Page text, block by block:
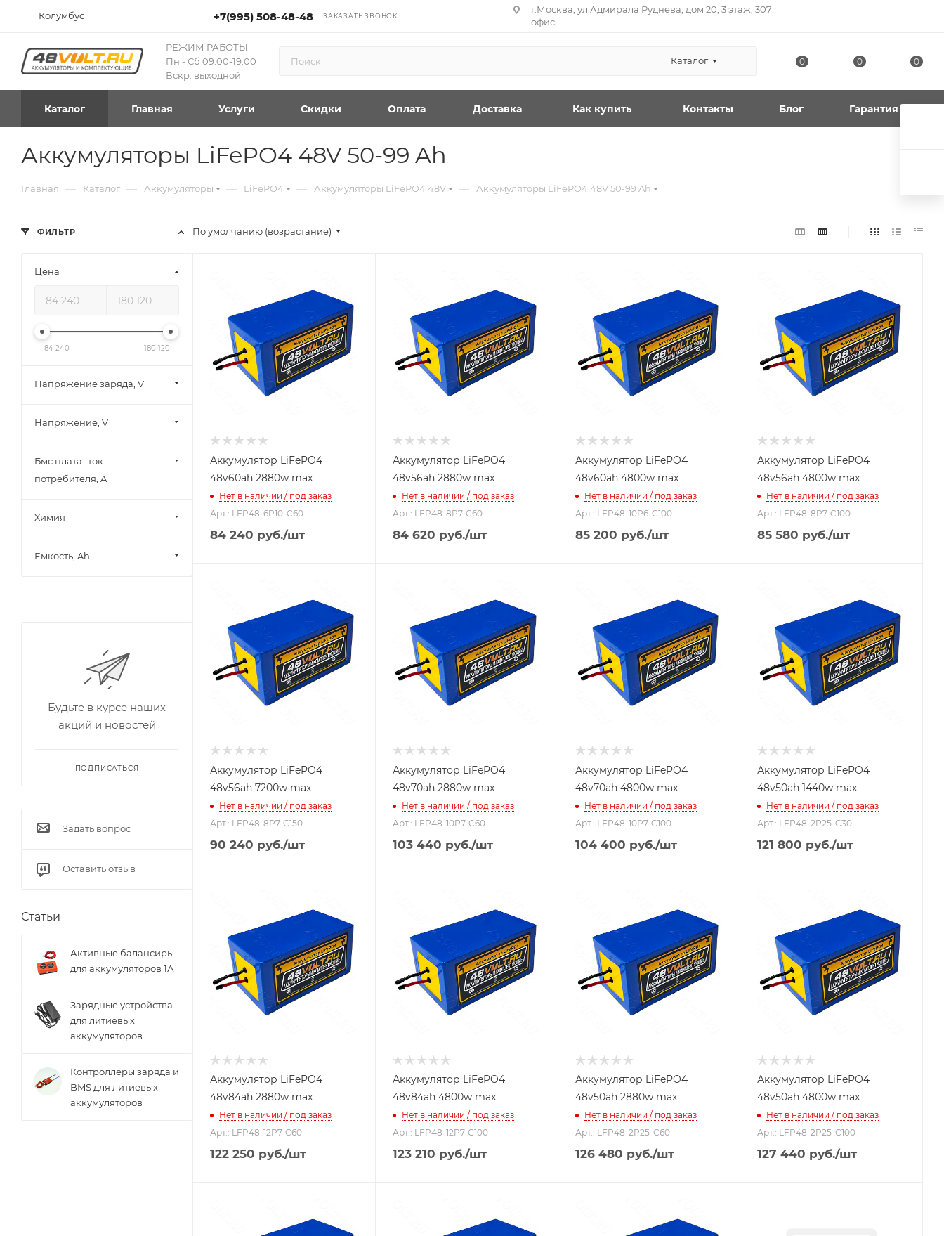
Колумбус +7(995) 508-48-48 ЗАКАЗАТЬ ЗВОНОК
г.Москва, ул.Адмирала Руднева, дом 20, 3 этаж, 307
офис.
РЕЖИМ РАБОТЫ
Пн - Сб 09:00-19:00
Вскр: выходной
Каталог 0 0 0
Каталог Главная Услуги Скидки Оплата Доставка Как купить Контакты Блог Гарантия
Аккумуляторы LiFePO4 48V 50-99 Ah
Главная — Каталог — Аккумуляторы — LiFePO4 — Аккумуляторы LiFePO4 48V — Аккумуляторы LiFePO4 48V 50-99 Ah
По умолчанию (возрастание)
Аккумулятор LiFePO4
48v60ah 2880w max
Нет в наличии / под заказ
Арт.: LFP48-6P10-C60
84 240 руб./шт
Аккумулятор LiFePO4
48v56ah 2880w max
Нет в наличии / под заказ
Арт.: LFP48-8P7-C60
84 620 руб./шт
Аккумулятор LiFePO4
48v60ah 4800w max
Нет в наличии / под заказ
Арт.: LFP48-10P6-C100
85 200 руб./шт
Аккумулятор LiFePO4
48v56ah 4800w max
Нет в наличии / под заказ
Арт.: LFP48-8P7-C100
85 580 руб./шт
Аккумулятор LiFePO4
48v56ah 7200w max
Нет в наличии / под заказ
Арт.: LFP48-8P7-C150
90 240 руб./шт
Аккумулятор LiFePO4
48v70ah 2880w max
Нет в наличии / под заказ
Арт.: LFP48-10P7-C60
103 440 руб./шт
Аккумулятор LiFePO4
48v70ah 4800w max
Нет в наличии / под заказ
Арт.: LFP48-10P7-C100
104 400 руб./шт
Аккумулятор LiFePO4
48v50ah 1440w max
Нет в наличии / под заказ
Арт.: LFP48-2P25-C30
121 800 руб./шт
Аккумулятор LiFePO4
48v84ah 2880w max
Нет в наличии / под заказ
Арт.: LFP48-12P7-C60
122 250 руб./шт
Аккумулятор LiFePO4
48v84ah 4800w max
Нет в наличии / под заказ
Арт.: LFP48-12P7-C100
123 210 руб./шт
Аккумулятор LiFePO4
48v50ah 2880w max
Нет в наличии / под заказ
Арт.: LFP48-2P25-C60
126 480 руб./шт
Аккумулятор LiFePO4
48v50ah 4800w max
Нет в наличии / под заказ
Арт.: LFP48-2P25-C100
127 440 руб./шт
ФИЛЬТР
Цена
84 240 180 120
Напряжение заряда, V
Напряжение, V
Бмс плата -ток
потребителя, A
Химия
Ёмкость, Ah
Будьте в курсе наших
акций и новостей
ПОДПИСАТЬСЯ
Задать вопрос
Оставить отзыв
Статьи
Активные балансиры
для аккумуляторов 1А
Зарядные устройства
для литиевых
аккумуляторов
Контроллеры заряда и
BMS для литиевых
аккумуляторов